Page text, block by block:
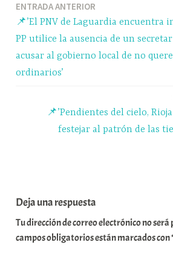
ppm rti
r
Navegación
de
entradas
ENTRADA ANTERIOR
📌’El PNV de Laguardia encuentra
PP utilice la ausencia de un
acusar al gobierno local de no
ordinarios’
📌’Pendientes del cielo,
festejar al patrón de las
Deja una respuesta
Tu dirección de correo electrónico no será
campos obligatorios están marcados con